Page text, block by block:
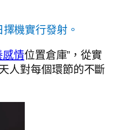
機實行發射。
感情位置倉庫”，從實
人對每個環節的不斷